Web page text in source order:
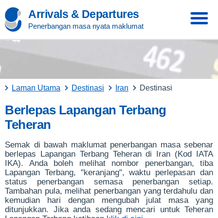
Arrivals & Departures
Penerbangan masa nyata maklumat
Laman Utama Destinasi Iran Destinasi
Berlepas Lapangan Terbang
Teheran
Semak di bawah maklumat penerbangan masa sebenar
berlepas Lapangan Terbang Teheran di Iran (Kod IATA
IKA). Anda boleh melihat nombor penerbangan, tiba
Lapangan Terbang, "keranjang", waktu perlepasan dan
status penerbangan semasa penerbangan setiap.
Tambahan pula, melihat penerbangan yang terdahulu dan
kemudian hari dengan mengubah julat masa yang
ditunjukkan. Jika anda sedang mencari untuk Teheran